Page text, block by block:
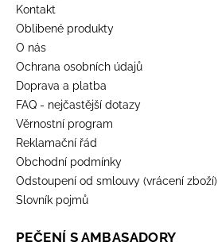
Kontakt
Oblíbené produkty
O nás
Ochrana osobních údajů
Doprava a platba
FAQ - nejčastější dotazy
Věrnostní program
Reklamační řád
Obchodní podmínky
Odstoupení od smlouvy (vrácení zboží)
Slovník pojmů
PEČENÍ S AMBASADORY